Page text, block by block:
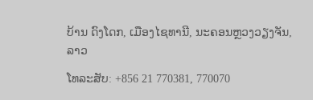
ບ້ານ ດົງໂດກ, ເມືອງໄຊທານີ, ນະຄອນຫຼວງວຽງຈັນ,
ລາວ
ໂທລະສັບ: +856 21 770381, 770070